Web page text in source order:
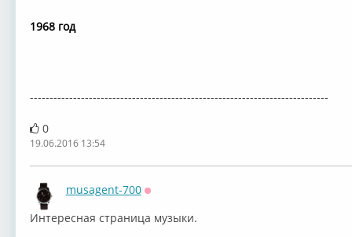
1968 год
----------------------------------------------------------------------------
0
19.06.2016 13:54
musagent-700
Интересная страница музыки.